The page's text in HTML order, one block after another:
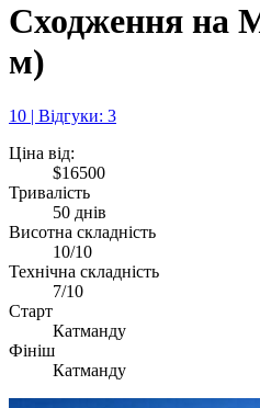
Сходження на
м)
10 | Відгуки: 3
Ціна від:
$16500
Тривалість
50 днів
Висотна складність
10/10
Технічна складність
7/10
Старт
Катманду
Фініш
Катманду